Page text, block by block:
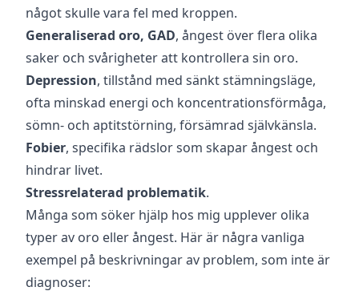
något skulle vara fel med kroppen.
Generaliserad oro, GAD, ångest över flera olika
saker och svårigheter att kontrollera sin oro.
Depression, tillstånd med sänkt stämningsläge,
ofta minskad energi och koncentrationsförmåga,
sömn- och aptitstörning, försämrad självkänsla.
Fobier, specifika rädslor som skapar ångest och
hindrar livet.
Stressrelaterad problematik.
Många som söker hjälp hos mig upplever olika
typer av oro eller ångest. Här är några vanliga
exempel på beskrivningar av problem, som inte är
diagnoser: